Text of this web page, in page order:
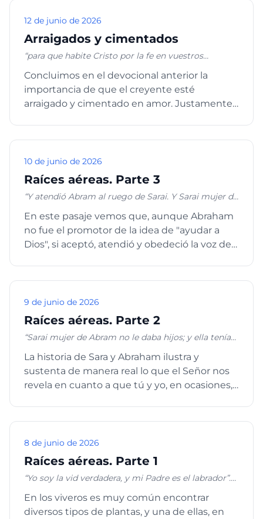
12 de junio de 2026
Arraigados y cimentados
“para que habite Cristo por la fe en vuestros
amor, seáis plenamente capaces de comprender
con todos los santos cuál sea la anchura, la longitud,
la profundidad y la altura, y de conocer el amor de
seáis llenos de toda la plenitud de Dios. Y a Aquel
que es poderoso para hacer todas las cosas mucho
entendemos, según el poder que actúa en nosotros,
a él sea gloria en la iglesia en Cristo Jesús por todas
las edades, por los siglos de los siglos. Amén”.
Efesios 3:17-21.
Concluimos en el devocional anterior la
importancia de que el creyente esté
arraigado y cimentado en amor. Justamente,
10 de junio de 2026
Raíces aéreas. Parte 3
“Y atendió Abram al ruego de Sarai. Y Sarai mujer de
mujer a Abram su marido.Y él se llegó a Agar, la
cual concibió”; Génesis 16:2b, 3a y c, 4a.
En este pasaje vemos que, aunque Abraham
no fue el promotor de la idea de "ayudar a
Dios", si aceptó, atendió y obedeció la voz de
9 de junio de 2026
Raíces aéreas. Parte 2
“Sarai mujer de Abram no le daba hijos; y ella tenía
entonces Sarai a Abram: Ya ves que Jehová me ha
hecho estéril; te ruego, pues, que te llegues a mi
sierva; quizá tendré hijos de ella”. Génesis 16:1-2a.
La historia de Sara y Abraham ilustra y
sustenta de manera real lo que el Señor nos
revela en cuanto a que tú y yo, en ocasiones,
8 de junio de 2026
Raíces aéreas. Parte 1
“Yo soy la vid verdadera, y mi Padre es el labrador”.
que permanece en mí, y yo en él, éste lleva mucho
fruto; porque separados de mí nada podéis hacer”.
En los viveros es muy común encontrar
diversos tipos de plantas, y una de ellas, en